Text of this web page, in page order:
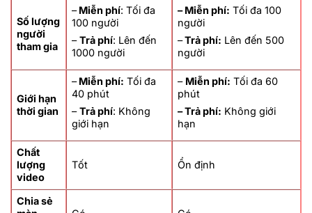
Số lượng
người
tham gia
–Miễn phí: Tối đa
100 người
–Trả phí: Lên đến
1000 người
– Miễn phí: Tối đa 100
người
–Trả phí: Lên đến 500
người
Giới hạn
thời gian
–Miễn phí: Tối đa
40 phút
–Trả phí: Không
giới hạn
– Miễn phí: Tối đa 60
phút
– Trả phí: Không giới
hạn
Chất
lượng
video
Tốt Ổn định
Chia sẻ